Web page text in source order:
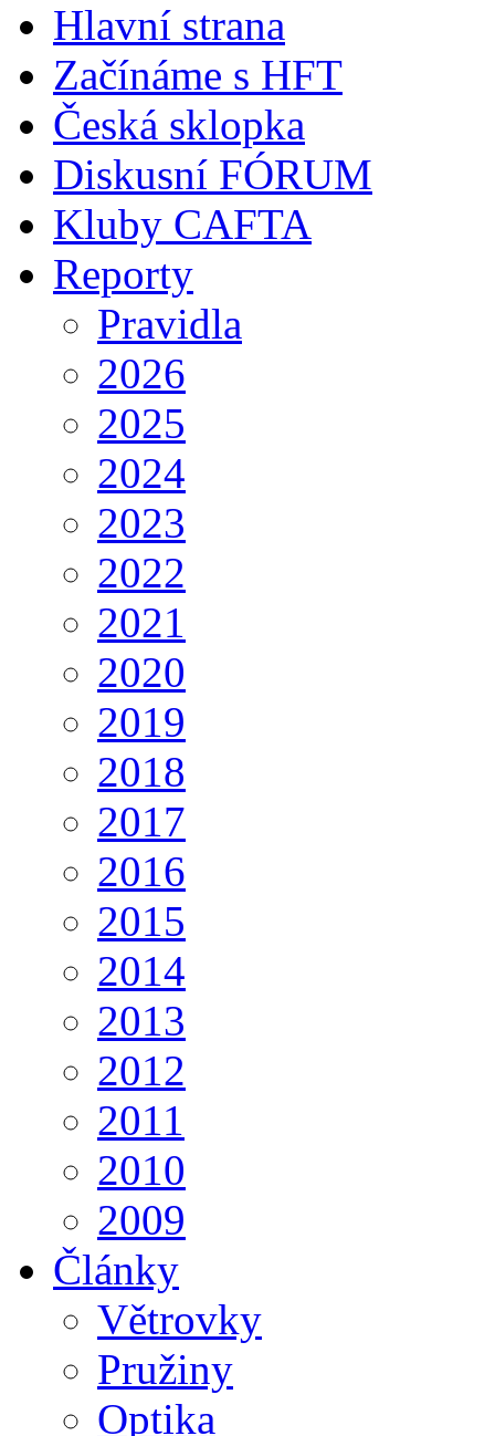
Hlavní strana
Začínáme s HFT
Česká sklopka
Diskusní FÓRUM
Kluby CAFTA
Reporty
Pravidla
2026
2025
2024
2023
2022
2021
2020
2019
2018
2017
2016
2015
2014
2013
2012
2011
2010
2009
Články
Větrovky
Pružiny
Optika